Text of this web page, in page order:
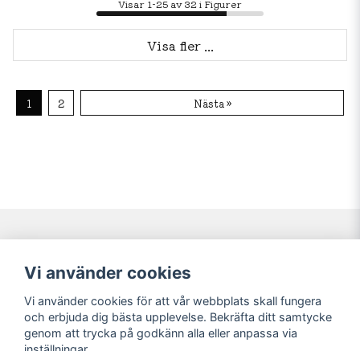
Visar 1-25 av 32 i Figurer
Visa fler ...
1 2 Nästa »
Navigering
Nyheter!
Förbeställning
Mitt konto
Logga in
Registrera dig
Glömt lösenord?
Vi använder cookies
Vi använder cookies för att vår webbplats skall fungera
och erbjuda dig bästa upplevelse. Bekräfta ditt samtycke
genom att trycka på godkänn alla eller anpassa via